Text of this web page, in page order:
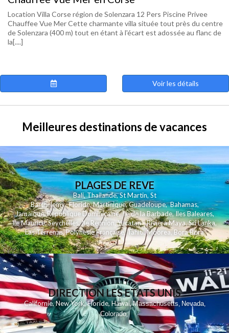
Location Villa Corse région de Solenzara 12 Pers Piscine Privee
Chauffee Vue Mer Cette charmante villa située tout près du centre
de Solenzara (400 m) tout en étant à l'écart est adossée au flanc de
la[....]
Voir les détails
Meilleures destinations de vacances
PLAGES DE REVE
Bali,Thailande,St Martin,St
Barthelemy,Floride,Martinique,Guadeloupe,Bahamas,
Jamaique,Republique Dominicaine,Ile de la Barbade,Iles Baleares,
Ile Maurice,Seychelles,Ile Reunion ,Yucatan - Riviera Maya,Sri Lanka,
Las Terrenas,Polynesie Française,Tahiti,Moorea, Bora Bora
DIRECTION LES ETATS UNIS
Californie,New York,Floride,Hawai,Massachusetts, Nevada,
Colorado,